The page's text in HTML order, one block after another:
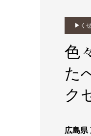
▶︎く
色
た
ク
広島県